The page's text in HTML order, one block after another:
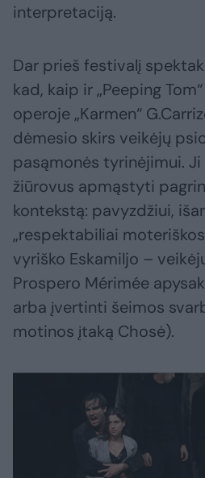
interpretaciją.
Dar prieš festivalį
kad, kaip ir „Peeping
operoje „Karmen“
dėmesio skirs veikėjų
pasąmonės tyrinėjimui.
žiūrovus apmąstyti
kontekstą: pavyzdžiui,
„respektabiliai
vyriško Eskamiljo –
Prospero Mérimée
arba įvertinti šeimos
motinos įtaką Chosė).